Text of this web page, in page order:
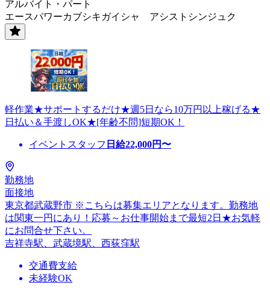
アルバイト・パート
エースパワーカブシキガイシャ アシストシンジュク
軽作業★サポートするだけ★週5日なら10万円以上稼げる★
日払い＆手渡しOK★[年齢不問]短期OK！
イベントスタッフ 日給22,000円〜
勤務地
面接地
東京都武蔵野市 ※こちらは募集エリアとなります。勤務地
は関東一円にあり！応募～お仕事開始まで最短2日★お気軽
にお問合せ下さい。
吉祥寺駅、武蔵境駅、西荻窪駅
交通費支給
未経験OK